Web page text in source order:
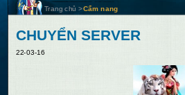
Trang chủ>Cẩm nang
CHUYỂN SERVER
22-03-16